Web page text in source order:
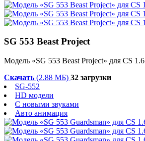
SG 553 Beast Project
Модель «SG 553 Beast Project» для CS 1.6
Скачать (2.88 МБ) 32 загрузки
SG-552
HD модели
С новыми звуками
Авто анимация